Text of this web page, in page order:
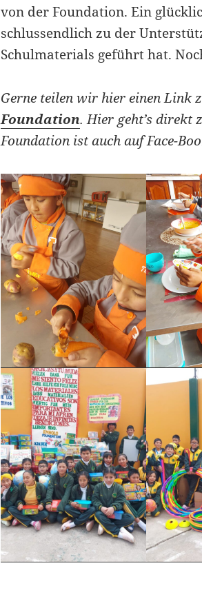
von der Foundation. Ein
schlussendlich zu der
Schulmaterials geführt hat.
Gerne teilen wir hier einen Link
Foundation. Hier geht’s direkt
Foundation ist auch auf Face-